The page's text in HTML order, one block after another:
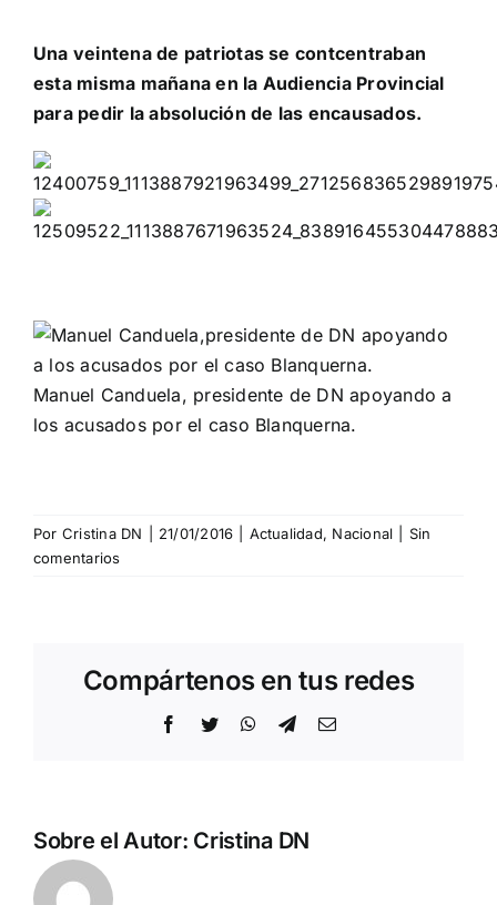
Una veintena de patriotas se contcentraban
esta misma mañana en la Audiencia Provincial
para pedir la absolución de las encausados.
Manuel Canduela, presidente de DN apoyando a
los acusados por el caso Blanquerna.
Por Cristina DN 21/01/2016 Actualidad, Nacional
Sin
comentarios
Compártenos en tus redes
Facebook
Twitter WhatsApp
TelegramCorreo
Sobre el Autor: Cristina DN